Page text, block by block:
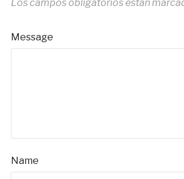
Los campos obligatorios están
Message
Name